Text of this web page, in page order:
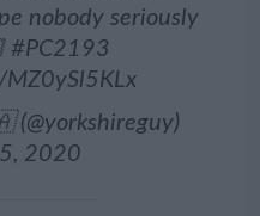
nobody seriously
#PC2193
2020